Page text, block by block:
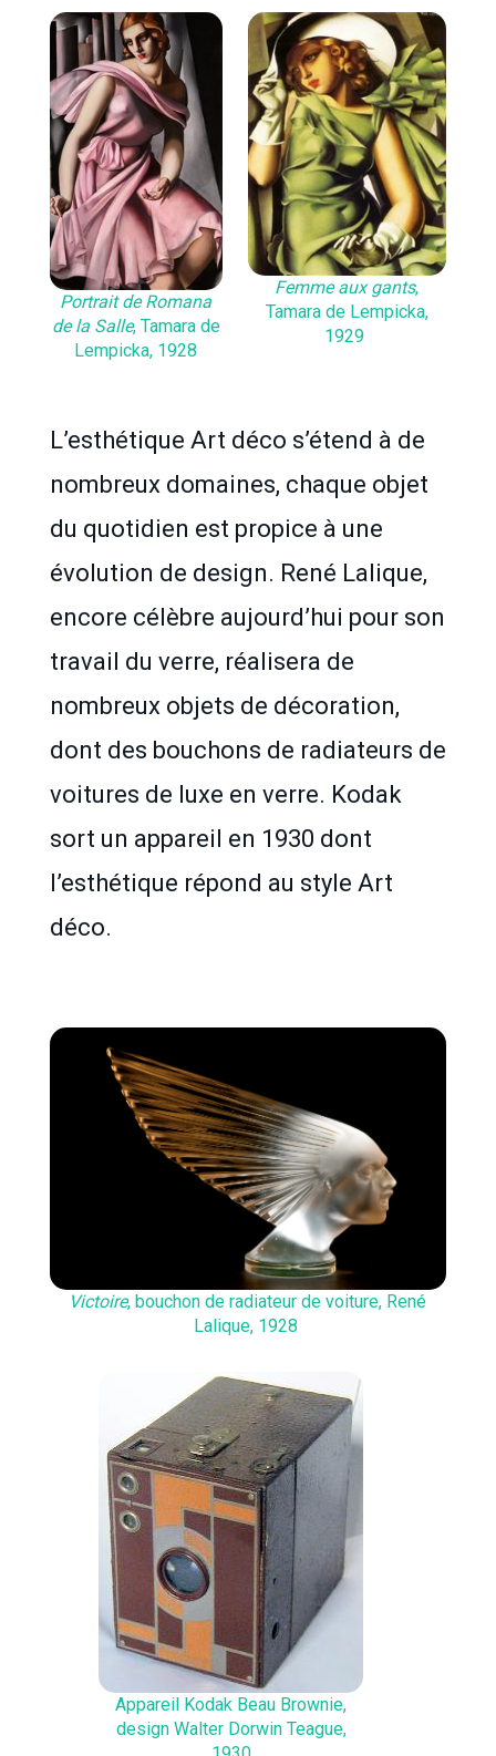
Portrait de Romana
de la Salle, Tamara de
Lempicka, 1928
Femme aux gants,
Tamara de Lempicka,
1929
L’esthétique Art déco s’étend à de
nombreux domaines, chaque objet
du quotidien est propice à une
évolution de design. René Lalique,
encore célèbre aujourd’hui pour son
travail du verre, réalisera de
nombreux objets de décoration,
dont des bouchons de radiateurs de
voitures de luxe en verre. Kodak
sort un appareil en 1930 dont
l’esthétique répond au style Art
déco.
Victoire, bouchon de radiateur de voiture, René
Lalique, 1928
Appareil Kodak Beau Brownie,
design Walter Dorwin Teague,